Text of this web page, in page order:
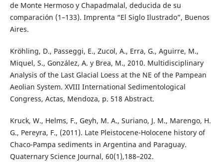
de Monte Hermoso y Chapadmalal, deducida de su
comparación (1–133). Imprenta “El Siglo Ilustrado”, Buenos
Aires.
Kröhling, D., Passeggi, E., Zucol, A., Erra, G., Aguirre, M.,
Miquel, S., González, A. y Brea, M., 2010. Multidisciplinary
Analysis of the Last Glacial Loess at the NE of the Pampean
Aeolian System. XVIII International Sedimentological
Congress, Actas, Mendoza, p. 518 Abstract.
Kruck, W., Helms, F., Geyh, M. A., Suriano, J. M., Marengo, H.
G., Pereyra, F., (2011). Late Pleistocene-Holocene history of
Chaco-Pampa sediments in Argentina and Paraguay.
Quaternary Science Journal, 60(1),188–202.